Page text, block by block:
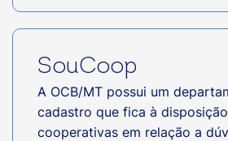
SouCoop
A OCB/MT possui um
cadastro que fica à
cooperativas em relação a